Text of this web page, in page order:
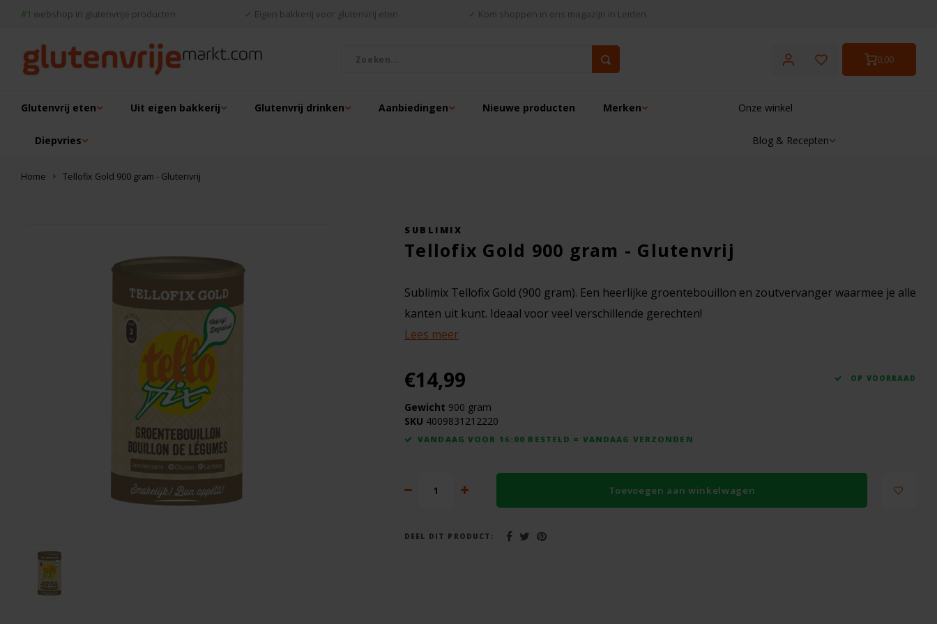
#1 webshop in glutenvrije producten ✓ Eigen bakkerij voor glutenvrij eten ✓ Kom shoppen in ons magazijn in Leiden
0,00
Glutenvrij eten Uit eigen bakkerij Glutenvrij drinken Aanbiedingen Nieuwe producten Merken
Diepvries
Onze winkel
Blog & Recepten
Home Tellofix Gold 900 gram - Glutenvrij
Lasagne - Glutenvrij
SUBLIMIX
Tellofix Gold 900 gram - Glutenvrij
Sublimix Tellofix Gold (900 gram). Een heerlijke groentebouillon en zoutvervanger waarmee je alle
kanten uit kunt. Ideaal voor veel verschillende gerechten!
Lees meer
€14,99 OP VOORRAAD
Gewicht 900 gram
SKU 4009831212220
VANDAAG VOOR 16:00 BESTELD = VANDAAG VERZONDEN
Toevoegen aan winkelwagen
DEEL DIT PRODUCT: